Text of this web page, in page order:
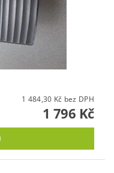
1 484,30 Kč bez DPH
1 796 Kč